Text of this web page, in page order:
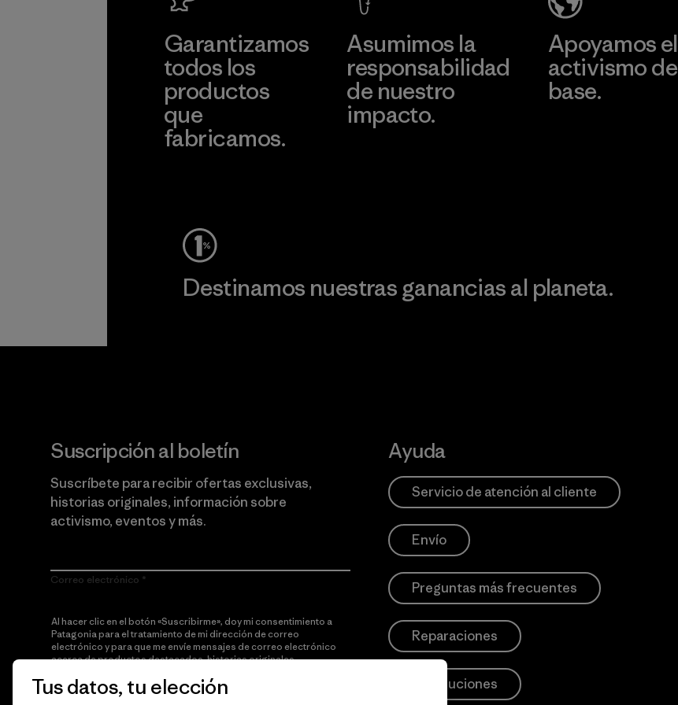
Garantizamos
todos los
productos
que
fabricamos.
Asumimos la
responsabilidad
de nuestro
impacto.
Apoyamos el
activismo de
base.
Destinamos nuestras ganancias al planeta.
Suscripción al boletín
Suscríbete para recibir ofertas exclusivas,
historias originales, información sobre
activismo, eventos y más.
Correo electrónico
Al hacer clic en el botón «Suscribirme», doy mi consentimiento a
Patagonia para el tratamiento de mi dirección de correo
electrónico y para que me envíe mensajes de correo electrónico
acerca de productos destacados, historias originales,
acuerdo con la
política de privacidad de Patagonia.
Ayuda
Servicio de atención al cliente
Envío
Preguntas más frecuentes
Reparaciones
Devoluciones
Tus datos, tu elección